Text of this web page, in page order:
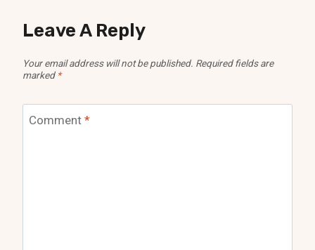
Leave A Reply
Your email address will not be published. Required fields are
marked *
Comment *